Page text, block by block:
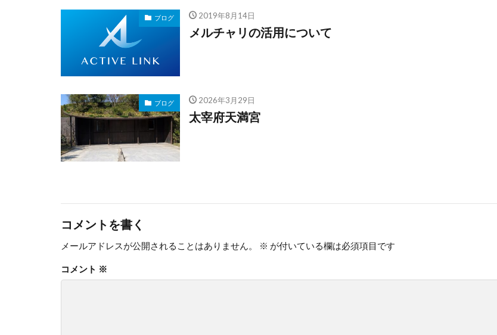
ブログ 2019年8月14日
メルチャリの活用について
ブログ 2026年3月29日
太宰府天満宮
コメントを書く
メールアドレスが公開されることはありません。 ※ が付いている欄は必須項目です
コメント ※